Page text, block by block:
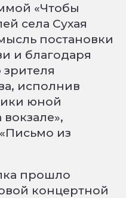
«Чтобы
села Сухая
постановки
и благодаря
исполнив
юной
из
прошло
концертной